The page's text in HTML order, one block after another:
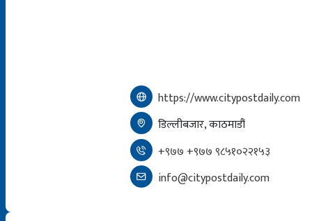
https://www.citypostdaily.com
डिल्लीबजार, काठमाडौं
+९७७ +९७७ ९८५१०२२१५३
info@citypostdaily.com